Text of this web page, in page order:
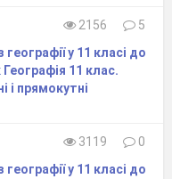
2156
5
у 11 класі до
11 клас.
і прямокутні
3119
0
у 11 класі до